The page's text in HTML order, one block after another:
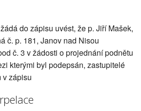
do zápisu uvést, že p. Jiří Mašek,
č. p. 181, Janov nad Nisou
č. 3 v žádosti o projednání podnětu
kterými byl podepsán, zastupitelé
v zápisu